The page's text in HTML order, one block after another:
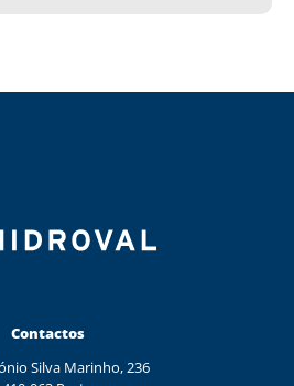
Contactos
Silva Marinho, 236